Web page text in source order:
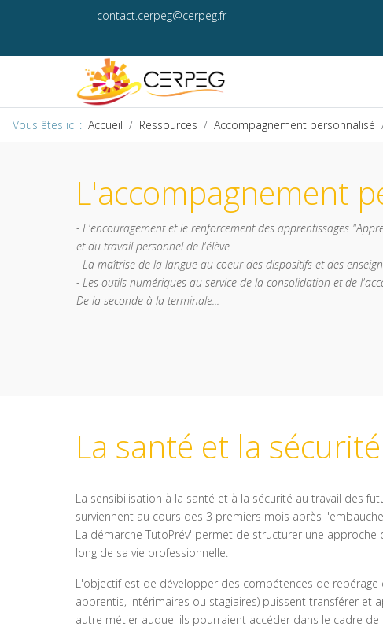
contact.cerpeg@cerpeg.fr
Vous êtes ici : Accueil Ressources Accompagnement personnalisé
L'accompagnement
- L'encouragement et le renforcement des apprentissages
et du travail personnel de l'élève
- La maîtrise de la langue au coeur des dispositifs et des
- Les outils numériques au service de la consolidation et de
De la seconde à la terminale...
La santé et la
La sensibilisation à la santé et à la sécurité au travail des
surviennent au cours des 3 premiers mois après
La démarche TutoPrév' permet de structurer une
long de sa vie professionnelle.
L'objectif est de développer des compétences de
apprentis, intérimaires ou stagiaires) puissent transférer
autre métier auquel ils pourraient accéder dans le cadre